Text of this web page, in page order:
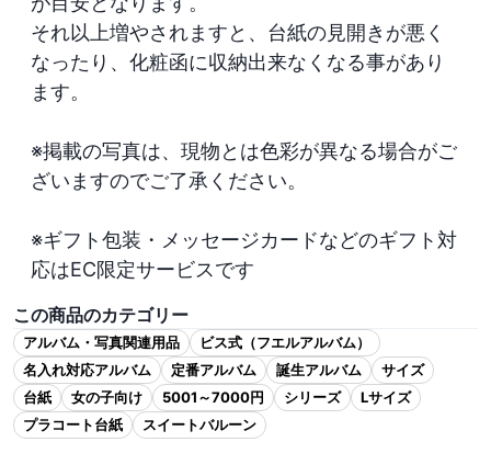
それ以上増やされますと、台紙の見開きが悪く
なったり、化粧函に収納出来なくなる事があり
ます。
※掲載の写真は、現物とは色彩が異なる場合がご
ざいますのでご了承ください。
※ギフト包装・メッセージカードなどのギフト対
応はEC限定サービスです
この商品のカテゴリー
アルバム・写真関連用品
ビス式（フエルアルバム）
名入れ対応アルバム
定番アルバム 誕生アルバム
サイズ
台紙
女の子向け 5001～7000円 シリーズ
Lサイズ
プラコート台紙
スイートバルーン